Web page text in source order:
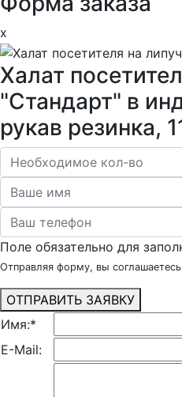
x
Халат
"Стандарт" в
рукав резинка,
Поле обязательно для
Отправляя форму, вы
ОТПРАВИТЬ ЗАЯВКУ
Имя:*
E-Mail: